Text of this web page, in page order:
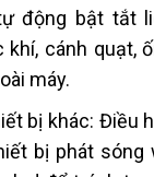
động bật tắt
khí, cánh quạt,
máy.
bị khác: Điều
bị phát sóng